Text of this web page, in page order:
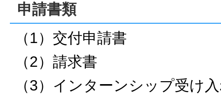
申請書類
（1）交付申請書
（2）請求書
（3）インターンシップ受け